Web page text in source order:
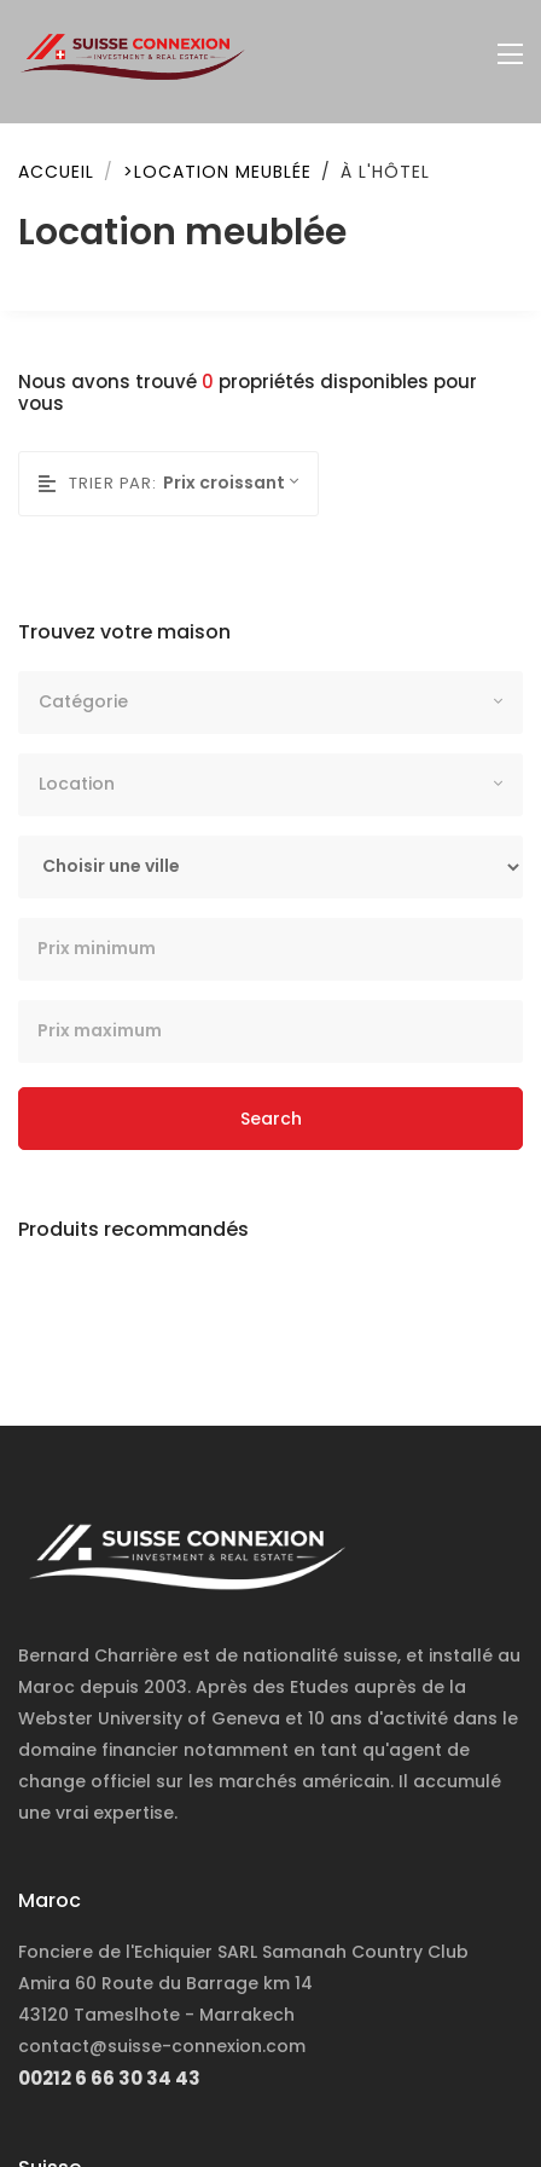
ACCUEIL >LOCATION MEUBLÉE À L'HÔTEL
Location meublée
Nous avons trouvé 0 propriétés disponibles pour
vous
TRIER PAR: Prix croissant
Trouvez votre maison
Catégorie
Location
Search
Produits recommandés
Bernard Charrière est de nationalité suisse, et installé au
Maroc depuis 2003. Après des Etudes auprès de la
Webster University of Geneva et 10 ans d'activité dans le
domaine financier notamment en tant qu'agent de
change officiel sur les marchés américain. Il accumulé
une vrai expertise.
Maroc
Fonciere de l'Echiquier SARL Samanah Country Club
Amira 60 Route du Barrage km 14
43120 Tameslhote - Marrakech
contact@suisse-connexion.com
00212 6 66 30 34 43